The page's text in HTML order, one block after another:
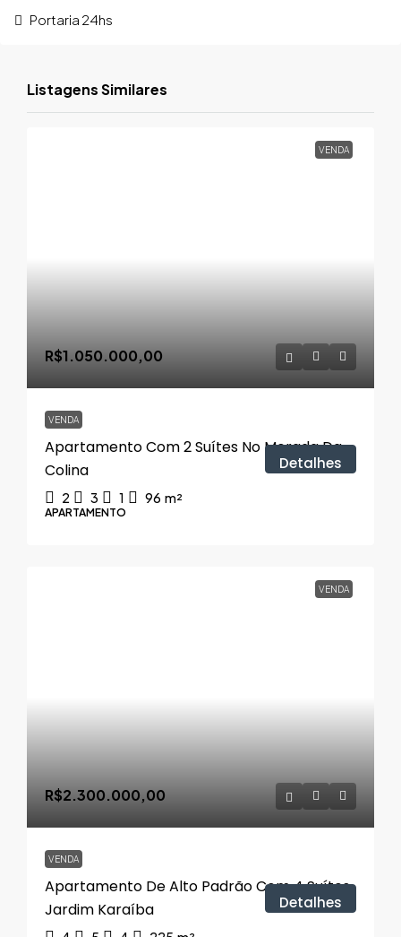
Portaria 24hs
Listagens Similares
VENDA
R$1.050.000,00
VENDA
Apartamento Com 2 Suítes No Morada Da
Colina
2 3 1 96 m²
APARTAMENTO
Detalhes
VENDA
R$2.300.000,00
VENDA
Apartamento De Alto Padrão Com 4 Suítes,
Jardim Karaíba
Detalhes